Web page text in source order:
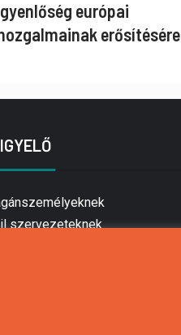
európai
erősítésére
szervezeteknek